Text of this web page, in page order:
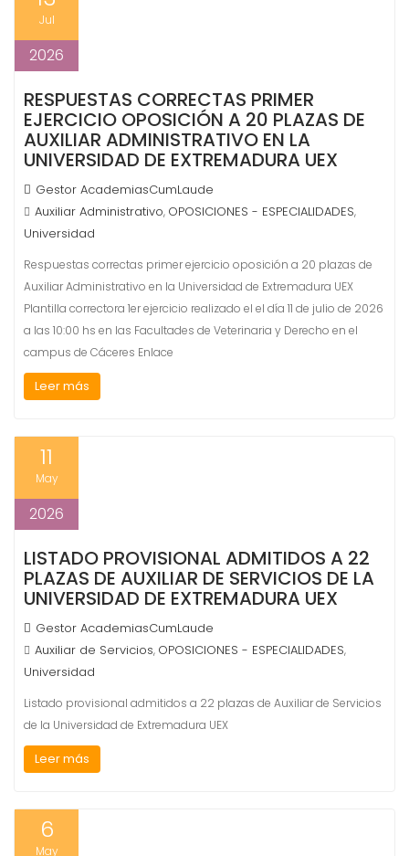
Jul
2026
RESPUESTAS CORRECTAS PRIMER
EJERCICIO OPOSICIÓN A 20 PLAZAS DE
AUXILIAR ADMINISTRATIVO EN LA
UNIVERSIDAD DE EXTREMADURA UEX
Gestor AcademiasCumLaude
Auxiliar Administrativo, OPOSICIONES - ESPECIALIDADES,
Universidad
Respuestas correctas primer ejercicio oposición a 20 plazas de
Auxiliar Administrativo en la Universidad de Extremadura UEX
Plantilla correctora 1er ejercicio realizado el el día 11 de julio de 2026
a las 10:00 hs en las Facultades de Veterinaria y Derecho en el
campus de Cáceres Enlace
Leer más
11
May
2026
LISTADO PROVISIONAL ADMITIDOS A 22
PLAZAS DE AUXILIAR DE SERVICIOS DE LA
UNIVERSIDAD DE EXTREMADURA UEX
Gestor AcademiasCumLaude
Auxiliar de Servicios, OPOSICIONES - ESPECIALIDADES,
Universidad
Listado provisional admitidos a 22 plazas de Auxiliar de Servicios
de la Universidad de Extremadura UEX
Leer más
6
May